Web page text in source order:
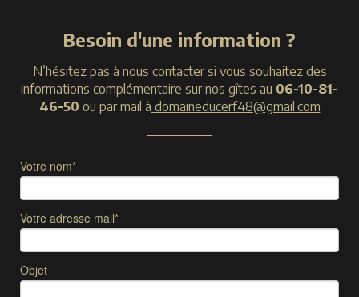
Besoin d'une information ?
N’hésitez pas à nous contacter si vous souhaitez des
informations complémentaire sur nos gîtes au 06-10-81-
46-50 ou par mail à domaineducerf48@gmail.com
Votre nom*
Votre adresse mail*
Objet